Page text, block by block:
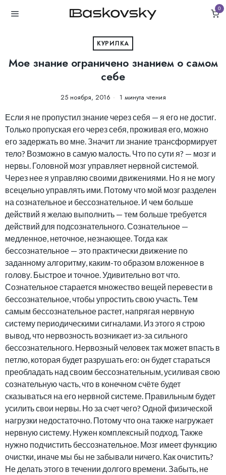
0
КУРИЛКА
Мое знание ограничено знанием о самом
себе
25 ноября, 2016 1 минута чтения
Если я не пропустил знание через себя — я его не достиг.
Только пропуская его через себя, проживая его, можно
его задержать во мне. Значит ли знание трансформирует
тело? Возможно в самую малость. Что по сути я? — мозг и
нервы. Головной мозг управляет нервной системой.
Через нее я управляю своими движениями. Но я не могу
всецельно управлять ими. Потому что мой мозг разделен
на сознательное и бессознательное. И чем больше
действий я желаю выполнить — тем больше требуется
действий для подсознательного. Сознательное —
медленное, неточное, незнающее. Тогда как
бессознательное — это практически движение по
заданному алгоритму, каким-то образом вложенное в
голову. Быстрое и точное. Удивительно вот что.
Сознательное старается множество вещей перевести в
бессознательное, чтобы упростить свою участь. Тем
самым бессознательное растет, напрягая нервную
систему периодическими сигналами. Из этого я строю
вывод, что нервозность возникает из-за сильного
бессознательного. Нервозный человек так может впасть в
петлю, которая будет разрушать его: он будет стараться
преобладать над своим бессознательным, усиливая свою
сознательную часть, что в конечном счёте будет
сказываться на его нервной системе. Правильным будет
усилить свои нервы. Но за счет чего? Одной физической
нагрузки недостаточно. Потому что она также нагружает
нервную систему. Нужен комплексный подход. Также
нужно подчистить бессознательное. Мозг имеет функцию
очистки, иначе мы бы не забывали ничего. Как очистить?
Не делать этого в течении долгого времени. Забыть, не